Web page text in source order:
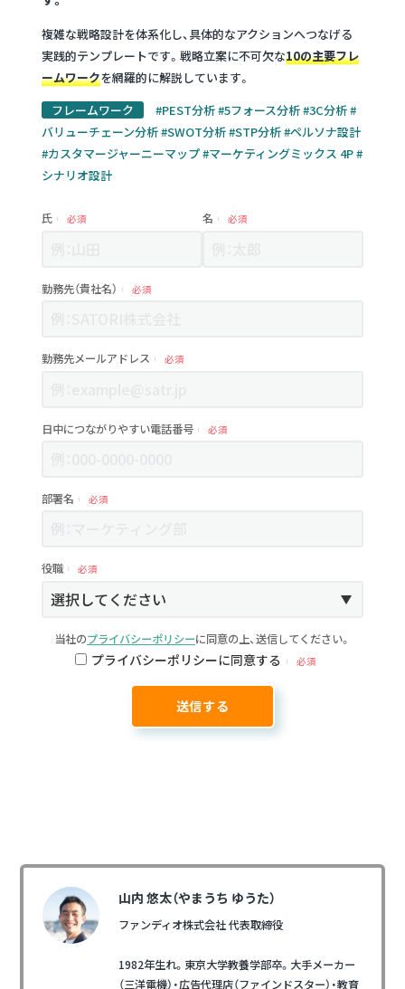
複雑な戦略設計を体系化し、具体的なアクションへつなげる
実践的テンプレートです。戦略立案に不可欠な10の主要フレ
ームワークを網羅的に解説しています。
フレームワーク
#PEST分析 #5フォース分析 #3C分析 #
バリューチェーン分析 #SWOT分析 #STP分析 #ペルソナ設計
#カスタマージャーニーマップ #マーケティングミックス 4P #
シナリオ設計
氏 必須 名 必須
勤務先（貴社名） 必須
勤務先メールアドレス 必須
日中につながりやすい電話番号 必須
部署名 必須
役職 必須
当社のプライバシーポリシーに同意の上、送信してください。
プライバシーポリシーに同意する 必須
山内 悠太（やまうち ゆうた）
ファンディオ株式会社 代表取締役
1982年生れ。東京大学教養学部卒。大手メーカー
（三洋電機）・広告代理店（ファインドスター）・教育